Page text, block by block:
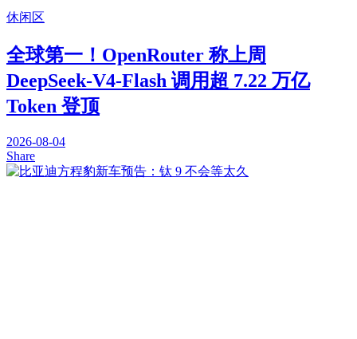
休闲区
全球第一！OpenRouter 称上周
DeepSeek-V4-Flash 调用超 7.22 万亿
Token 登顶
2026-08-04
Share